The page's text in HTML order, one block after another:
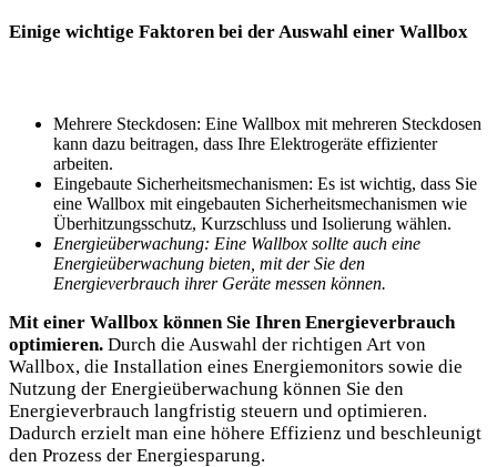
Einige wichtige Faktoren bei der Auswahl einer Wallbox
Mehrere Steckdosen: Eine Wallbox mit mehreren Steckdosen
kann dazu beitragen, dass Ihre Elektrogeräte effizienter
arbeiten.
Eingebaute Sicherheitsmechanismen: Es ist wichtig, dass Sie
eine Wallbox mit eingebauten Sicherheitsmechanismen wie
Überhitzungsschutz, Kurzschluss und Isolierung wählen.
Energieüberwachung: Eine Wallbox sollte auch eine
Energieüberwachung bieten, mit der Sie den
Energieverbrauch ihrer Geräte messen können.
Mit einer Wallbox können Sie Ihren Energieverbrauch
optimieren. Durch die Auswahl der richtigen Art von
Wallbox, die Installation eines Energiemonitors sowie die
Nutzung der Energieüberwachung können Sie den
Energieverbrauch langfristig steuern und optimieren.
Dadurch erzielt man eine höhere Effizienz und beschleunigt
den Prozess der Energiesparung.